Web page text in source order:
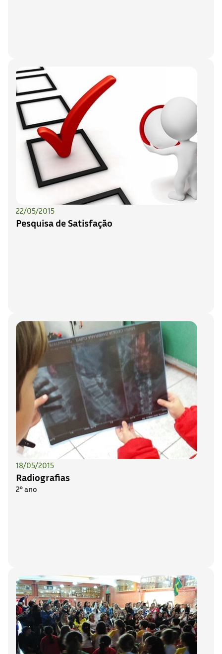
22/05/2015
Pesquisa de Satisfação
18/05/2015
Radiografias
2° ano